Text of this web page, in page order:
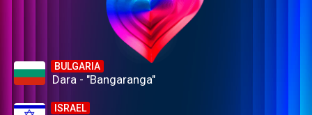
BULGARIA
Dara - "Bangaranga"
ISRAEL